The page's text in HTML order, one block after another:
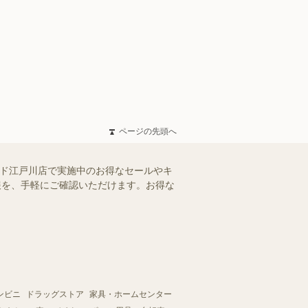
ページの先頭へ
江戸川店で実施中のお得なセールやキ
、手軽にご確認いただけます。お得な
ビニ ドラッグストア
家具・ホームセンター